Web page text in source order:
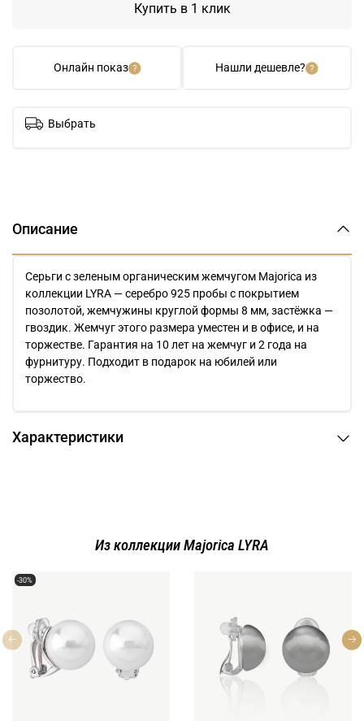
Онлайн показ Нашли дешевле?
Купить в 1 клик
Выбрать
Описание
Серьги с зеленым органическим жемчугом Majorica из
коллекции LYRA — серебро 925 пробы с покрытием
позолотой, жемчужины круглой формы 8 мм, застёжка —
гвоздик. Жемчуг этого размера уместен и в офисе, и на
торжестве. Гарантия на 10 лет на жемчуг и 2 года на
фурнитуру. Подходит в подарок на юбилей или
торжество.
Характеристики
Из коллекции Majorica LYRA
-30%